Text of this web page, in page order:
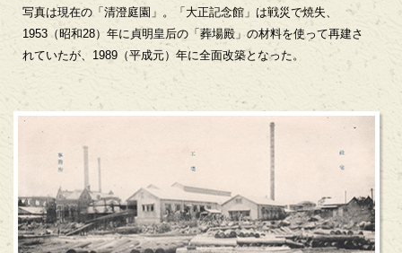
写真は現在の「清澄庭園」。「大正記念館」は戦災で焼失、
1953（昭和28）年に貞明皇后の「葬場殿」の材料を使って再建さ
れていたが、1989（平成元）年に全面改築となった。